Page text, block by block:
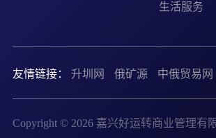
生活服务
友情链接： 升圳网 俄矿源 中俄贸易网
Copyright © 2026 嘉兴好运转商业管理有